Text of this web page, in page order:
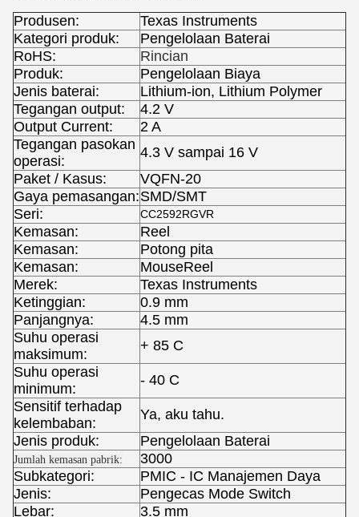
Produsen:
Texas Instruments
Kategori produk:
Pengelolaan Baterai
RoHS:
Rincian
Produk:
Pengelolaan Biaya
Jenis baterai:
Lithium-ion, Lithium Polymer
Tegangan output:
4.2 V
Output Current:
2 A
Tegangan pasokan
operasi:
4.3 V sampai 16 V
Paket / Kasus:
VQFN-20
Gaya pemasangan:SMD/SMT
Seri:
CC2592RGVR
Kemasan:
Reel
Kemasan:
Potong pita
Kemasan:
MouseReel
Merek:
Texas Instruments
Ketinggian:
0.9 mm
Panjangnya:
4.5 mm
Suhu operasi
maksimum:
+ 85 C
Suhu operasi
minimum:
- 40 C
Sensitif terhadap
kelembaban:
Ya, aku tahu.
Jenis produk:
Pengelolaan Baterai
Jumlah kemasan pabrik:
3000
Subkategori:
PMIC - IC Manajemen Daya
Jenis:
Pengecas Mode Switch
Lebar:
3.5 mm